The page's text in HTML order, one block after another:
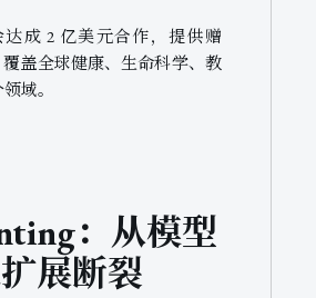
成 2 亿美元合作，提供赠
覆盖全球健康、生命科学、教
域。
：从模型
展断裂